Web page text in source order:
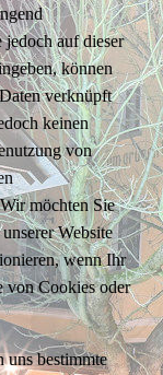
jedoch auf dieser
können
verknüpft
keinen
von
möchten Sie
Website
wenn Ihr
von Cookies oder
uns bestimmte